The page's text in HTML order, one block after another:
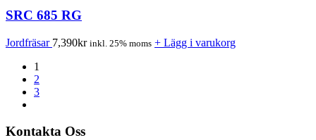
SRC 685 RG
Jordfräsar 7,390kr inkl. 25% moms + Lägg i varukorg
1
2
3
Kontakta Oss